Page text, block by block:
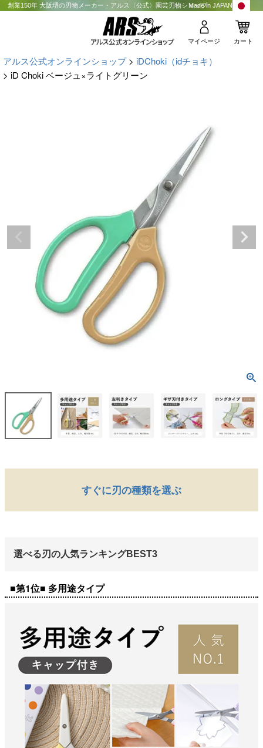
創業150年 大阪堺の刃物メーカー・アルス〈公式〉園芸刃物ショップMade in JAPAN
マイページ カート
アルス公式オンラインショップ
iDChoki（idチョキ）
iD Choki ベージュ×ライトグリーン
すぐに刃の種類を選ぶ
選べる刃の人気ランキングBEST3
■第1位■ 多用途タイプ